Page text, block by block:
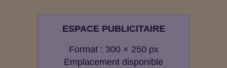
ESPACE PUBLICITAIRE
Format : 300 × 250 px
Emplacement disponible